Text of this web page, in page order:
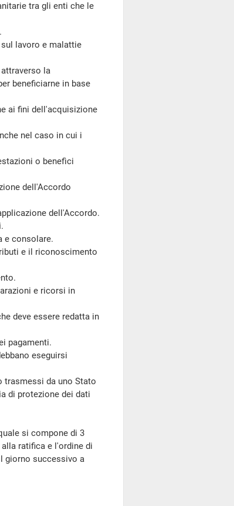
tra gli enti che le
lavoro e malattie
la
beneficiarne in base
ai fini dell'acquisizione
nel caso in cui i
o benefìci
dell'Accordo
dell'Accordo.
e consolare.
e il riconoscimento
e ricorsi in
deve essere redatta in
pagamenti.
eseguirsi
da uno Stato
di protezione dei dati
si compone di 3
ratifica e l'ordine di
giorno successivo a